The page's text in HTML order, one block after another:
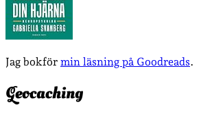
Jag bokför min läsning på Goodreads.
Geocaching